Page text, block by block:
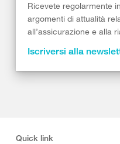
Ricevete regolarmente
argomenti di attualità
all’assicurazione e alla
Iscriversi alla
Quick link